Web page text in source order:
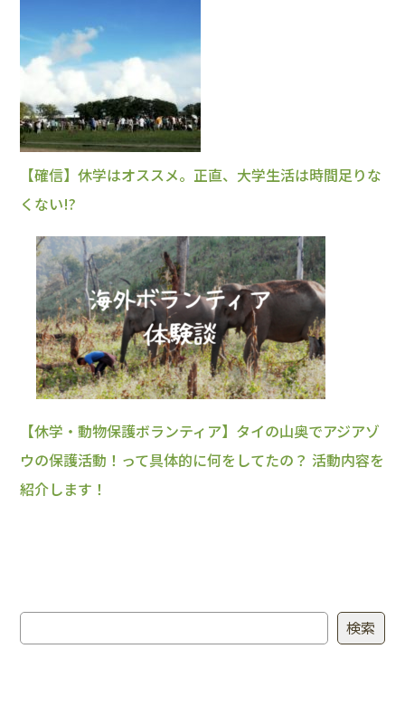
【確信】休学はオススメ。正直、大学生活は時間足りな
くない!?
【休学・動物保護ボランティア】タイの山奥でアジアゾ
ウの保護活動！って具体的に何をしてたの？ 活動内容を
紹介します！
検索